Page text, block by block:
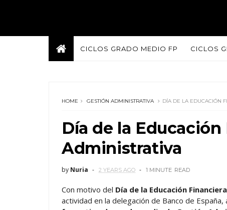
CICLOS GRADO MEDIO FP CICLOS
HOME GESTIÓN ADMINISTRATIVA DÍA DE LA EDUCACIÓN
Día de la
Administrativa
by Nuria 2 YEARS AGO 1 MINUTE READ
Con motivo del Día de la Educación Financiera
actividad en la delegación de Banco de